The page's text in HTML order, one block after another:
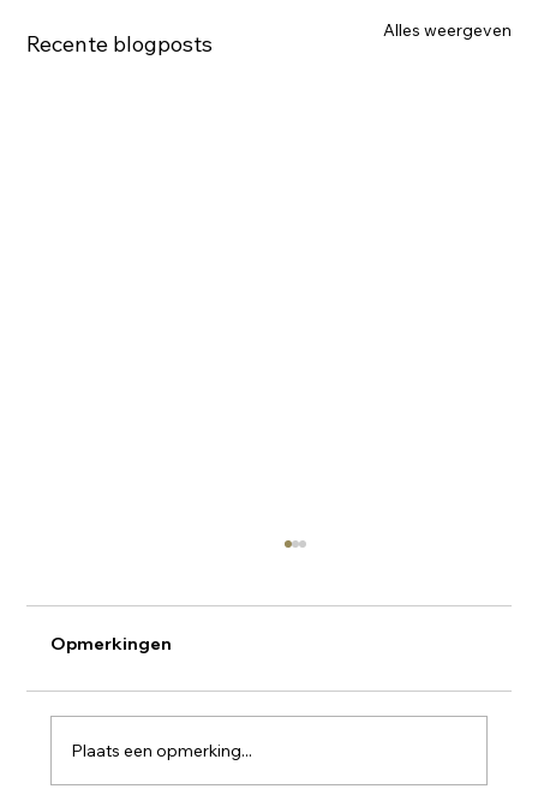
Recente blogposts Alles weergeven
Je verhaal is niet je gevangenis
Opmerkingen
Plaats een opmerking...